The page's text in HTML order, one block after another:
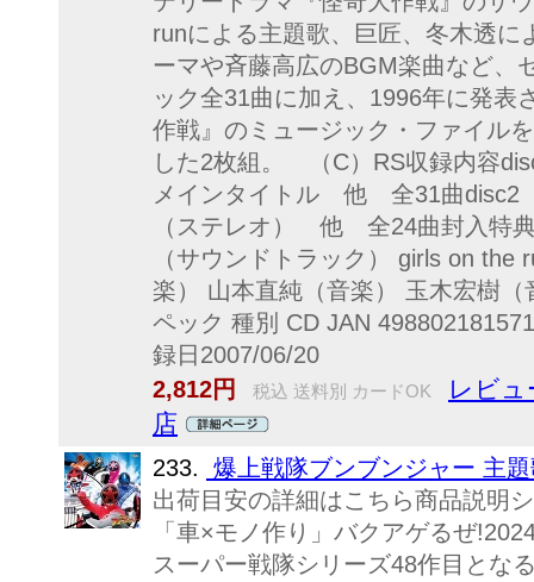
runによる主題歌、巨匠、冬木透
ーマや斉藤高広のBGM楽曲など、
ック全31曲に加え、1996年に発表
作戦』のミュージック・ファイル
した2枚組。 （C）RS収録内容
メインタイトル 他 全31曲disc2
（ステレオ） 他 全24曲封入特
（サウンドトラック） girls on
楽） 山本直純（音楽） 玉木宏樹
ペック 種別 CD JAN
録日2007/06/20
2,812円
税込 送料別 カードOK
レビュ
店
233.
爆上戦隊ブンブンジャー 主
出荷目安の詳細はこちら商品説明
「車×モノ作り」バクアゲるぜ
スーパー戦隊シリーズ48作目とな